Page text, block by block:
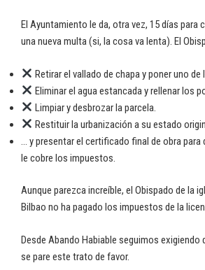
El Ayuntamiento le da, otra vez, 15 días para
una nueva multa (si, la cosa va lenta). El
Retirar el vallado de chapa y poner uno de
Eliminar el agua estancada y rellenar los
Limpiar y desbrozar la parcela.
Restituir la urbanización a su estado
… y presentar el certificado final de obra
le cobre los impuestos.
Aunque parezca increíble, el Obispado de la
Bilbao no ha pagado los impuestos de la
Desde Abando Habiable seguimos exigiendo
se pare este trato de favor.